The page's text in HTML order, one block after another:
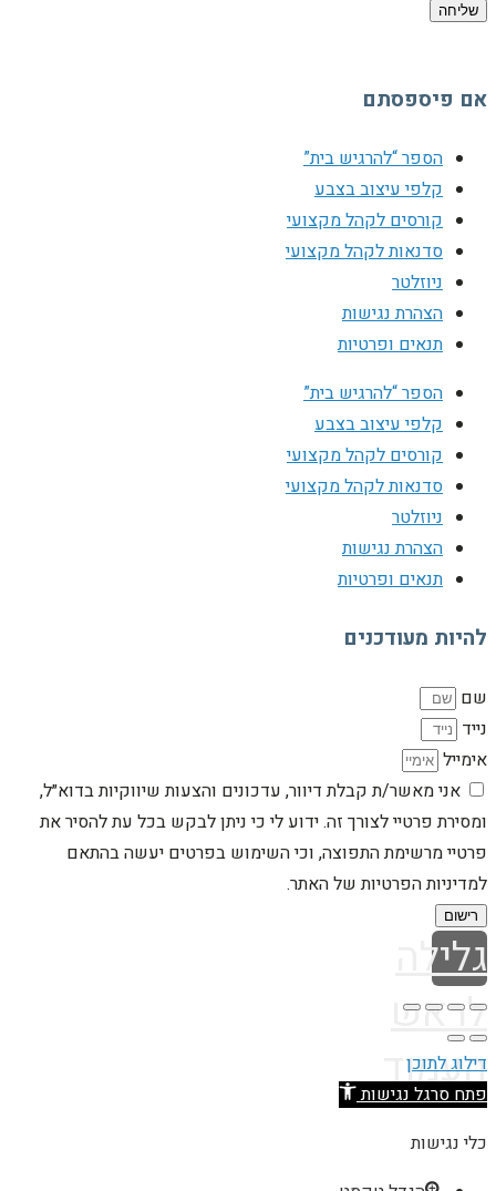
שליחה
אם פיספסתם
הספר “להרגיש בית”
קלפי עיצוב בצבע
קורסים לקהל מקצועי
סדנאות לקהל מקצועי
ניוזלטר
הצהרת נגישות
תנאים ופרטיות
הספר “להרגיש בית”
קלפי עיצוב בצבע
קורסים לקהל מקצועי
סדנאות לקהל מקצועי
ניוזלטר
הצהרת נגישות
תנאים ופרטיות
להיות מעודכנים
שם
נייד
אימייל
אני מאשר/ת קבלת דיוור, עדכונים והצעות שיווקיות בדוא״ל,
ומסירת פרטיי לצורך זה. ידוע לי כי ניתן לבקש בכל עת להסיר את
פרטיי מרשימת התפוצה, וכי השימוש בפרטים יעשה בהתאם
למדיניות הפרטיות של האתר.
רישום
גלילה
לראש
העמוד
דילוג לתוכן
פתח סרגל נגישות
כלי נגישות